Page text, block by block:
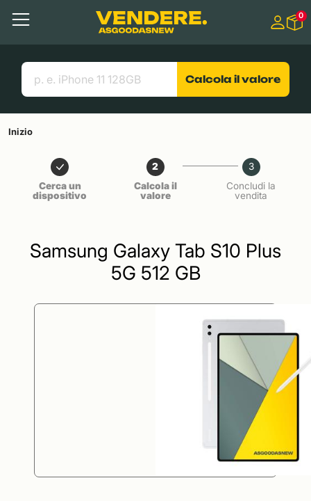
Contenuto principale
Menu
Cerca
Link utili
0
Calcola il valore
Inizio
Cerca un
dispositivo
2
Calcola il
valore
3
Concludi la
vendita
Samsung Galaxy Tab S10 Plus
5G 512 GB